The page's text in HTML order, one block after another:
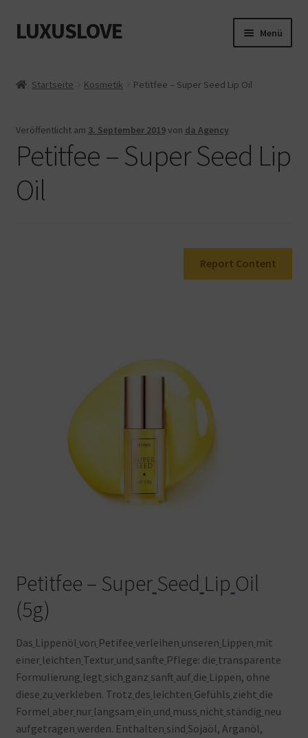
Zur
Navigation
Zum
Inhalt
LUXUSLOVE Menü
Startseite Kosmetik Petitfee – Super Seed Lip Oil
Veröffentlicht am 3. September 2019von da Agency
Petitfee – Super Seed Lip
Oil
Report Content
Petitfee – Super Seed Lip Oil
(5g)
Das Lippenöl von Petifee verleihen unseren Lippen mit
einer leichten Textur und sanfte Pflege: die transparente
Formulierung legt sich ganz sanft auf die Lippen, ohne
diese zu verkleben. Trotz des leichten Gefühls zieht die
Formel aber nur langsam ein und muss nicht ständig neu
aufgetragen werden. Enthalten sind Sojaöl, Arganöl,